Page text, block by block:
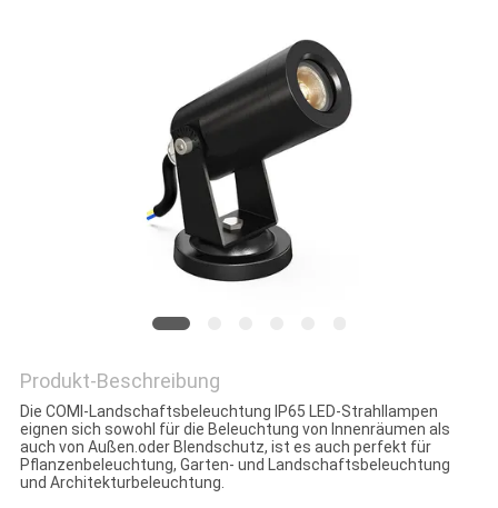
DATENSCHUTZRICHTLINIE
Produkt-Beschreibung
Die COMI-Landschaftsbeleuchtung IP65 LED-Strahllampen
eignen sich sowohl für die Beleuchtung von Innenräumen als
auch von Außen.oder Blendschutz, ist es auch perfekt für
Pflanzenbeleuchtung, Garten- und Landschaftsbeleuchtung
und Architekturbeleuchtung.